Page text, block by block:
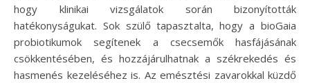
hogy klinikai vizsgálatok során bizonyították
hatékonyságukat. Sok szülő tapasztalta, hogy a bioGaia
probiotikumok segítenek a csecsemők hasfájásának
csökkentésében, és hozzájárulhatnak a székrekedés és
hasmenés kezeléséhez is. Az emésztési zavarokkal küzdő